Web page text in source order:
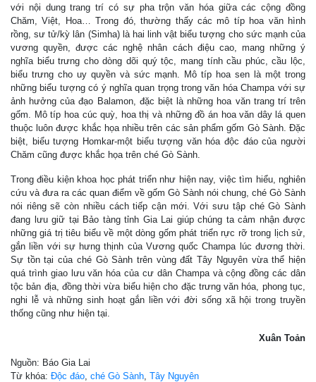
với nội dung trang trí có sự pha trộn văn hóa giữa các cộng đồng
Chăm, Việt, Hoa… Trong đó, thường thấy các mô típ hoa văn hình
rồng, sư tử/kỳ lân (Simha) là hai linh vật biểu tượng cho sức mạnh của
vương quyền, được các nghệ nhân cách điệu cao, mang những ý
nghĩa biểu trưng cho dòng dõi quý tộc, mang tính cầu phúc, cầu lộc,
biểu trưng cho uy quyền và sức mạnh. Mô típ hoa sen là một trong
những biểu tượng có ý nghĩa quan trọng trong văn hóa Champa với sự
ảnh hưởng của đạo Balamon, đặc biệt là những hoa văn trang trí trên
gốm. Mô típ hoa cúc quỳ, hoa thị và những đồ án hoa văn dây lá quen
thuộc luôn được khắc họa nhiều trên các sản phẩm gốm Gò Sành. Đặc
biệt, biểu tượng Homkar-một biểu tượng văn hóa độc đáo của người
Chăm cũng được khắc họa trên ché Gò Sành.
Trong điều kiện khoa học phát triển như hiện nay, việc tìm hiểu, nghiên
cứu và đưa ra các quan điểm về gốm Gò Sành nói chung, ché Gò Sành
nói riêng sẽ còn nhiều cách tiếp cận mới. Với sưu tập ché Gò Sành
đang lưu giữ tại Bảo tàng tỉnh Gia Lai giúp chúng ta cảm nhận được
những giá trị tiêu biểu về một dòng gốm phát triển rực rỡ trong lịch sử,
gắn liền với sự hưng thịnh của Vương quốc Champa lúc đương thời.
Sự tồn tại của ché Gò Sành trên vùng đất Tây Nguyên vừa thể hiện
quá trình giao lưu văn hóa của cư dân Champa và cộng đồng các dân
tộc bản địa, đồng thời vừa biểu hiện cho đặc trưng văn hóa, phong tục,
nghi lễ và những sinh hoạt gắn liền với đời sống xã hội trong truyền
thống cũng như hiện tại.
Xuân Toản
Nguồn: Báo Gia Lai
Từ khóa: Độc đáo ché Gò Sành Tây Nguyên